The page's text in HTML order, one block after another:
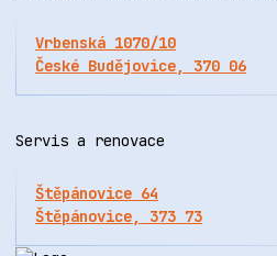
Vrbenská 1070/10
České Budějovice, 370 06
Servis a renovace
Štěpánovice 64
Štěpánovice, 373 73